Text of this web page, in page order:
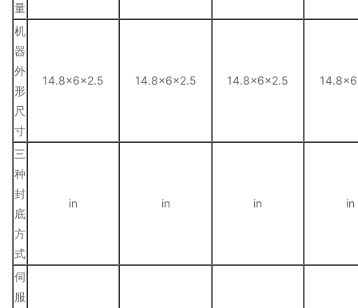
量
机
器
外
形
尺
寸
14.8×6×2.5 14.8×6×2.5 14.8×6×2.5
三
种
封
底
方
式
in in in in
伺
服